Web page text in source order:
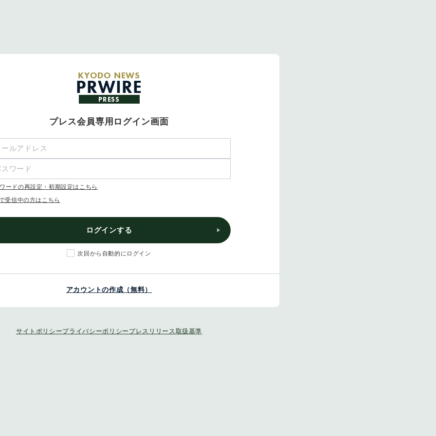
KYODO NEWS
PRWIRE
PRESS
プレス会員専用ログイン画面
ードの再設定・初期設定はこちら
受信中の方はこちら
ログインする
次回から自動的にログイン
アカウントの作成（無料）
サイトポリシープライバシーポリシー プレスリリース取扱基準